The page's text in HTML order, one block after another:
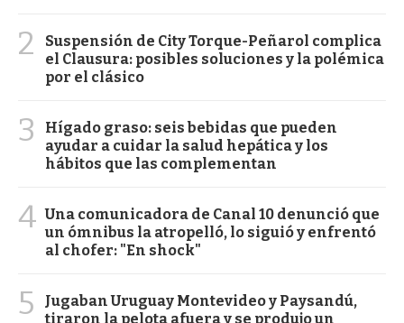
2
Suspensión de City Torque-Peñarol complica
el Clausura: posibles soluciones y la polémica
por el clásico
3
Hígado graso: seis bebidas que pueden
ayudar a cuidar la salud hepática y los
hábitos que las complementan
4 Una comunicadora de Canal 10 denunció que
un ómnibus la atropelló, lo siguió y enfrentó
al chofer: "En shock"
5
Jugaban Uruguay Montevideo y Paysandú,
tiraron la pelota afuera y se produjo un